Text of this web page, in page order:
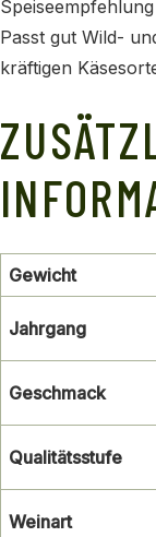
Speiseempfehlung
Passt gut Wild-
kräftigen
Gewicht
Jahrgang
Geschmack
Qualitätsstufe
Weinart